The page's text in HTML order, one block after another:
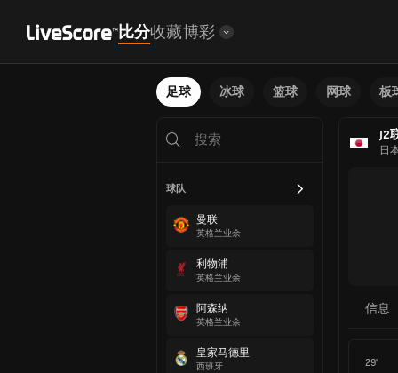
比分收藏博彩
足球 冰球 篮球 网球 板
球队
曼联
英格兰业余
利物浦
英格兰业余
阿森纳
英格兰业余
皇家马德里
西班牙
J2
日
信息
29'